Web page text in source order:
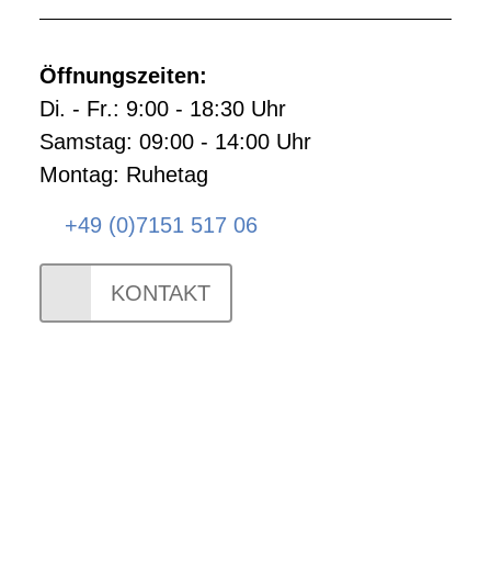
Öffnungszeiten:
Di. - Fr.: 9:00 - 18:30 Uhr
Samstag: 09:00 - 14:00 Uhr
Montag: Ruhetag
+49 (0)7151 517 06
KONTAKT